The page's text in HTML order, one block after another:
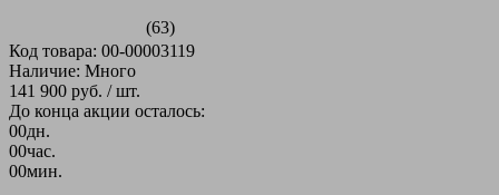
(63)
Код товара: 00-00003119
Наличие: Много
141 900 руб. / шт.
До конца акции осталось:
00дн.
00час.
00мин.